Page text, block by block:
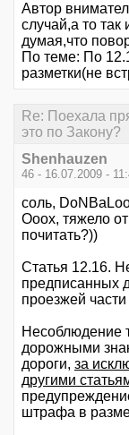
Автор
случай,а то
думая,что
По теме: По
разметки(не
Re: Поехала
это по Закону?
Shenhauzen
46 - 16.07.2009 -
соль,
Ооох, тяжело
почитать?))
Статья 12.16.
предписанных
проезжей части
Несоблюдение
дорожными
дороги, за
другими
штрафа в